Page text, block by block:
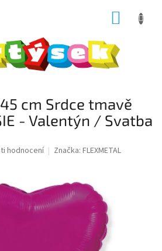
cm Srdce tmavě
- Valentýn / Svatba
hodnocení Značka: FLEXMETAL